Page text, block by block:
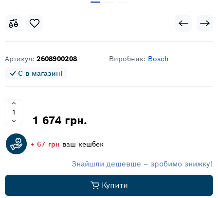
Артикул: 2608900208 Виробник: Bosch
Є в магазині
1 674 грн.
+ 67 грн ваш кешбек
Знайшли дешевше – зробимо знижку!
Купити